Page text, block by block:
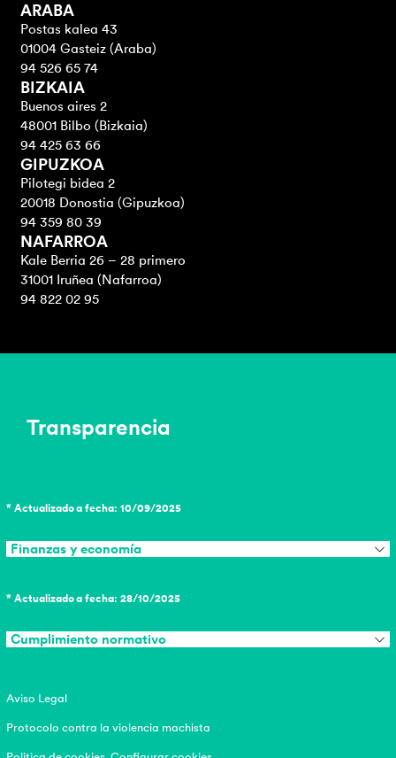
ARABA
Postas kalea 43
01004 Gasteiz (Araba)
94 526 65 74
BIZKAIA
Buenos aires 2
48001 Bilbo (Bizkaia)
94 425 63 66
GIPUZKOA
Pilotegi bidea 2
20018 Donostia (Gipuzkoa)
94 359 80 39
NAFARROA
Kale Berria 26 – 28 primero
31001 Iruñea (Nafarroa)
94 822 02 95
Transparencia
* Actualizado a fecha: 10/09/2025
Finanzas y economía
* Actualizado a fecha: 28/10/2025
Cumplimiento normativo
Aviso Legal
Protocolo contra la violencia machista